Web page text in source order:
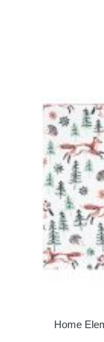
Home